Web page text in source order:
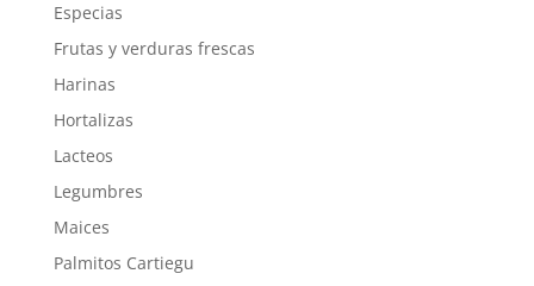
Especias
Frutas y verduras frescas
Harinas
Hortalizas
Lacteos
Legumbres
Maices
Palmitos Cartiegu